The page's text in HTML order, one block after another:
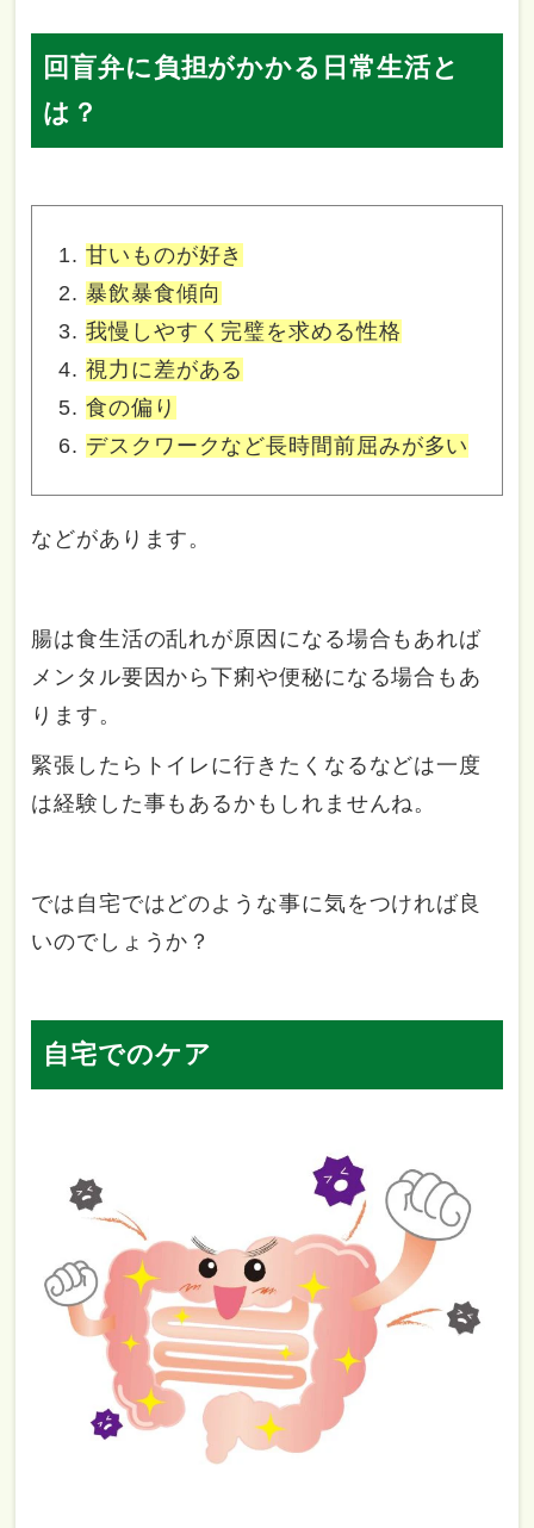
回盲弁に負担がかかる日常生活と
は？
甘いものが好き
暴飲暴食傾向
我慢しやすく完璧を求める性格
視力に差がある
食の偏り
デスクワークなど長時間前屈みが多い
などがあります。
腸は食生活の乱れが原因になる場合もあれば
メンタル要因から下痢や便秘になる場合もあ
ります。
緊張したらトイレに行きたくなるなどは一度
は経験した事もあるかもしれませんね。
では自宅ではどのような事に気をつければ良
いのでしょうか？
自宅でのケア